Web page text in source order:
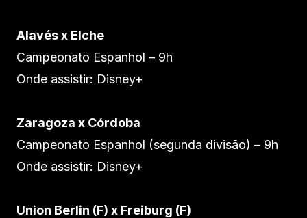
Alavés x Elche
Campeonato Espanhol – 9h
Onde assistir: Disney+
Zaragoza x Córdoba
Campeonato Espanhol (segunda divisão) – 9h
Onde assistir: Disney+
Union Berlin (F) x Freiburg (F)